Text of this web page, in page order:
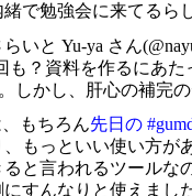
で勉強会に来てるら
いと Yu-ya さん
も？資料を作るにあた
しかし、肝心の補完
もちろん先日の
もっといい使い方が
と言われるツール
すんなりと使えまし